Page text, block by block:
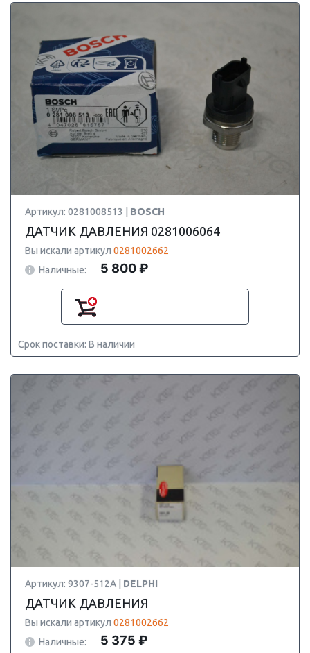
Артикул: 0281008513 | BOSCH
ДАТЧИК ДАВЛЕНИЯ 0281006064
Вы искали артикул 0281002662
Наличные:
5 800 ₽
Срок поставки: В наличии
Артикул: 9307-512A | DELPHI
ДАТЧИК ДАВЛЕНИЯ
Вы искали артикул 0281002662
Наличные:
5 375 ₽